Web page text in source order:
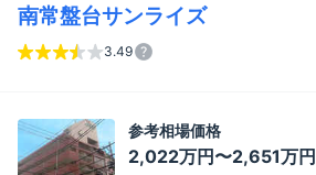
南常盤台サンライズ
3.49
参考相場価格
2,022万円〜2,651万円